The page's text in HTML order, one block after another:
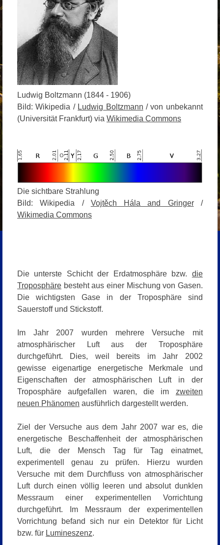
Ludwig Boltzmann (1844 - 1906)
Bild: Wikipedia / Ludwig Boltzmann / von unbekannt
(Universität Frankfurt) via Wikimedia Commons
Die sichtbare Strahlung
Bild: Wikipedia / Vojtěch Hála and Gringer/
Wikimedia Commons
Die unterste Schicht der Erdatmosphäre bzw.
die
Troposphäre besteht aus einer Mischung von Gasen.
Die wichtigsten Gase in der Troposphäre sind
Sauerstoff und Stickstoff.
Im Jahr 2007 wurden mehrere Versuche mit
atmosphärischer Luft aus der Troposphäre
durchgeführt. Dies, weil bereits im Jahr 2002
gewisse eigenartige energetische Merkmale und
Eigenschaften der atmosphärischen Luft in der
Troposphäre aufgefallen waren, die im zweiten
neuen Phänomen ausführlich dargestellt werden.
Ziel der Versuche aus dem Jahr 2007 war es, die
energetische Beschaffenheit der atmosphärischen
Luft, die der Mensch Tag für Tag einatmet,
experimentell genau zu prüfen. Hierzu wurden
Versuche mit dem Durchfluss von atmosphärischer
Luft durch einen völlig leeren und absolut dunklen
Messraum einer experimentellen Vorrichtung
durchgeführt. Im Messraum der experimentellen
Vorrichtung befand sich nur ein Detektor für Licht
bzw. für Lumineszenz.